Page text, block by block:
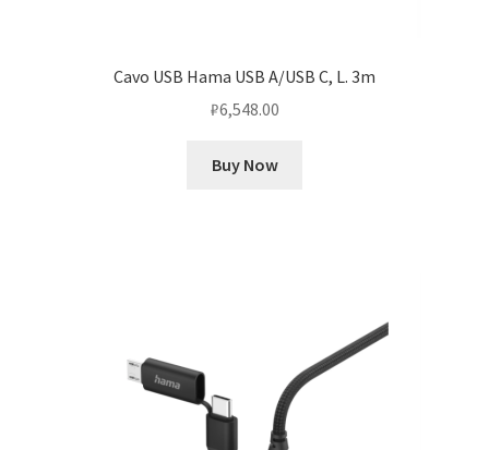
Cavo USB Hama USB A/USB C, L. 3m
₽6,548.00
Buy Now